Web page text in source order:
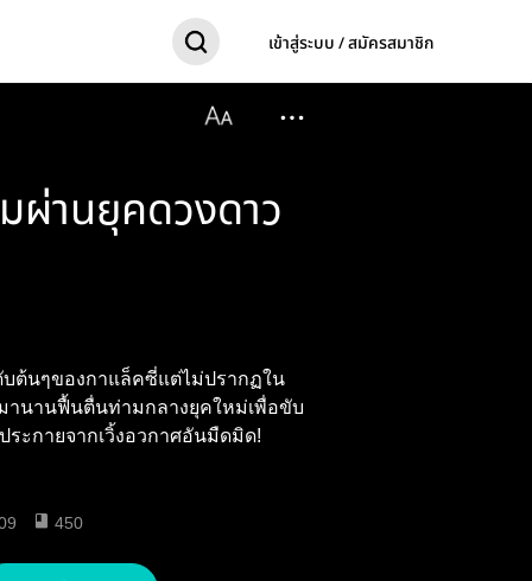
เข้าสู่ระบบ / สมัครสมาชิก
ผ่านยุคดวงดาว
ต้นๆของกาแล็คซี่แต่ไม่ปรากฏใน
านานฟื้นตื่นท่ามกลางยุคใหม่เพื่อขับ
ะกายจากเวิ้งอวกาศอันมืดมิด!
450